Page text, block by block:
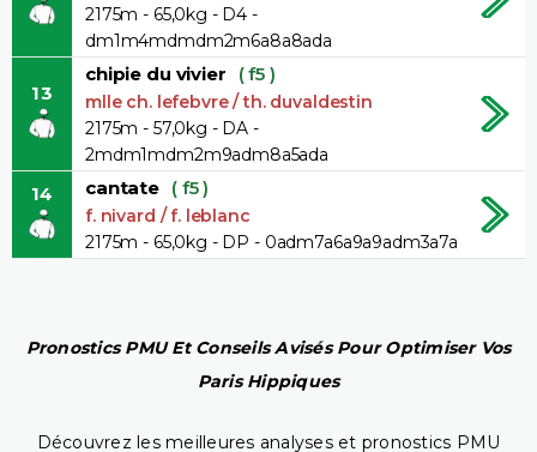
2175m - 65,0kg - D4 -
dm1m4mdmdm2m6a8a8ada
13
chipie du vivier ( f5 )
mlle ch. lefebvre / th. duvaldestin
2175m - 57,0kg - DA -
2mdm1mdm2m9adm8a5ada
14 cantate ( f5 )
f. nivard / f. leblanc
2175m - 65,0kg - DP - 0adm7a6a9a9adm3a7a
Pronostics PMU Et Conseils Avisés Pour Optimiser Vos
Paris Hippiques
Découvrez les meilleures analyses et pronostics PMU